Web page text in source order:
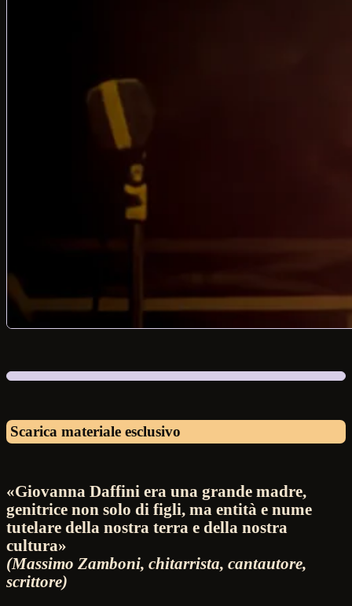
Scarica materiale esclusivo
«Giovanna Daffini era una grande madre,
genitrice non solo di figli, ma entità e nume
tutelare della nostra terra e della nostra
cultura»
(Massimo Zamboni, chitarrista, cantautore,
scrittore)